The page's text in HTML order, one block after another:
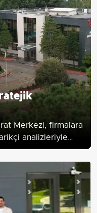
Merkezi, firmalara
analizleriyle
sağlıyor.